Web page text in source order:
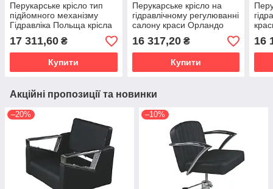
Перукарське крісло тип
підйомного механізму
Гідравліка Польща крісла
для салону краси Boston
V. M.
17 311,60 ₴
Купити
Перукарське крісло на
гідравлічному регулюванні
салону краси Орландо
перукаря VM833
16 317,20₴
Купити
16
Акційні пропозиції та новинки
–20% –10%